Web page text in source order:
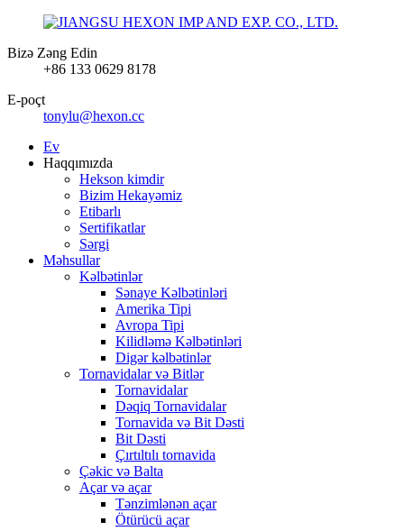
Bizə Zəng Edin
+86 133 0629 8178
E-poçt
tonylu@hexon.cc
Ev
Haqqımızda
Hekson kimdir
Bizim Hekayəmiz
Etibarlı
Sertifikatlar
Sərgi
Məhsullar
Kəlbətinlər
Sənaye Kəlbətinləri
Amerika Tipi
Avropa Tipi
Kilidləmə Kəlbətinləri
Digər kəlbətinlər
Tornavidalar və Bitlər
Tornavidalar
Dəqiq Tornavidalar
Tornavida və Bit Dəsti
Bit Dəsti
Çırtıltılı tornavida
Çəkic və Balta
Açar və açar
Tənzimlənən açar
Ötürücü açar